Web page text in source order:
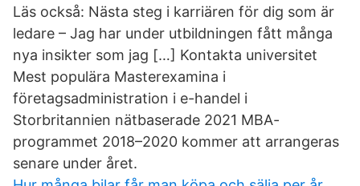
Läs också: Nästa steg i karriären för dig som är
ledare – Jag har under utbildningen fått många
nya insikter som jag […] Kontakta universitet
Mest populära Masterexamina i
företagsadministration i e-handel i
Storbritannien nätbaserade 2021 MBA-
programmet 2018–2020 kommer att arrangeras
senare under året.